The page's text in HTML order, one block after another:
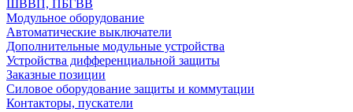
ШВВП, ПБГВВ
Модульное оборудование
Автоматические выключатели
Дополнительные модульные устройства
Устройства дифференциальной защиты
Заказные позиции
Силовое оборудование защиты и коммутации
Контакторы, пускатели